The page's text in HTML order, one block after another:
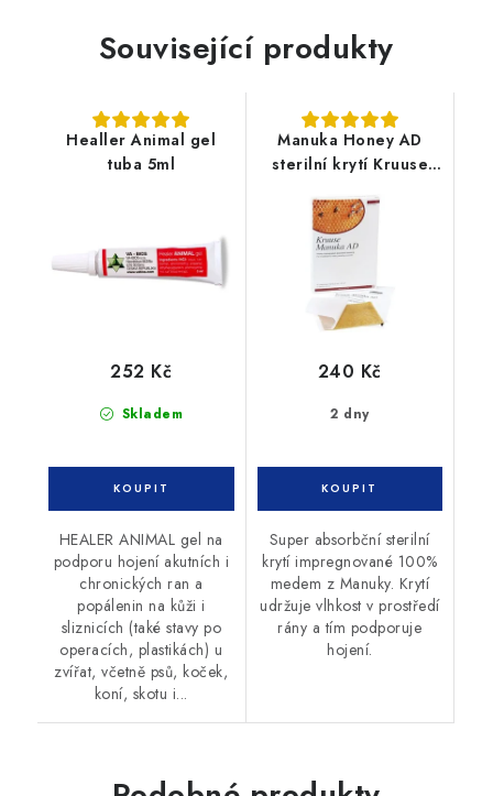
Související produkty
Healler Animal gel
tuba 5ml
Skladem
252 Kč
HEALER ANIMAL gel na
podporu hojení akutních i
chronických ran a
popálenin na kůži i
sliznicích (také stavy po
operacích, plastikách) u
zvířat, včetně psů, koček,
koní, skotu i...
Manuka Honey AD
sterilní krytí Kruuse
2 dny
240 Kč
Super absorbční sterilní
krytí impregnované 100%
medem z Manuky. Krytí
udržuje vlhkost v prostředí
rány a tím podporuje
hojení.